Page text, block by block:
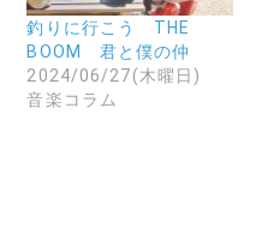
ウ
ィ
ン
ド
ウ
で
開
開
ま
す
)
釣りに行こう THE
BOOM 君と僕の仲
2024/06/27(木曜日)
音楽コラム